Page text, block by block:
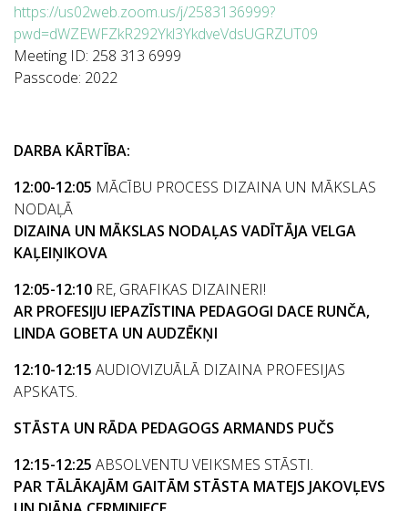
https://us02web.zoom.us/j/2583136999?
pwd=dWZEWFZkR292Ykl3YkdveVdsUGRZUT09
Meeting ID: 258 313 6999
Passcode: 2022
DARBA KĀRTĪBA:
12:00-12:05 MĀCĪBU PROCESS DIZAINA UN MĀKSLAS
NODAĻĀ
DIZAINA UN MĀKSLAS NODAĻAS VADĪTĀJA VELGA
KAĻEIŅIKOVA
12:05-12:10 RE, GRAFIKAS DIZAINERI!
AR PROFESIJU IEPAZĪSTINA PEDAGOGI DACE RUNČA,
LINDA GOBETA UN AUDZĒKŅI
12:10-12:15 AUDIOVIZUĀLĀ DIZAINA PROFESIJAS
APSKATS.
STĀSTA UN RĀDA PEDAGOGS ARMANDS PUČS
12:15-12:25 ABSOLVENTU VEIKSMES STĀSTI.
PAR TĀLĀKAJĀM GAITĀM STĀSTA MATEJS JAKOVĻEVS